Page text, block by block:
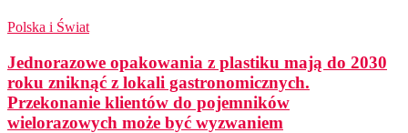
Polska i Świat
Jednorazowe opakowania z plastiku mają do 2030
roku zniknąć z lokali gastronomicznych.
Przekonanie klientów do pojemników
wielorazowych może być wyzwaniem